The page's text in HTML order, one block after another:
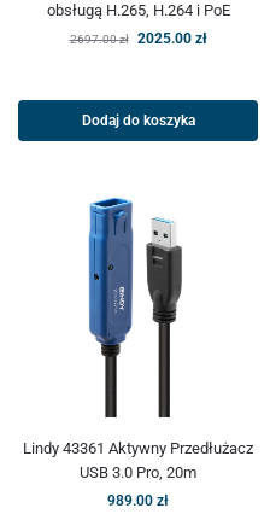
obsługą H.265, H.264 i PoE
2697.00zł 2025.00 zł
Dodaj do koszyka
Lindy 43361 Aktywny Przedłużacz
USB 3.0 Pro, 20m
989.00 zł